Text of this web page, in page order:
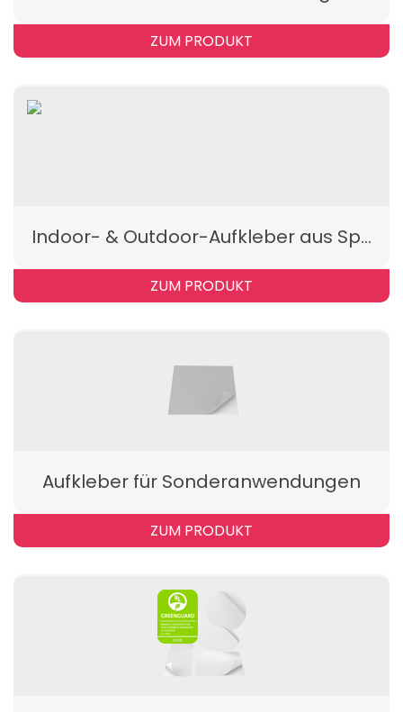
ZUM PRODUKT
Indoor- & Outdoor-Aufkleber aus Spezialmaterial
ZUM PRODUKT
Aufkleber für Sonderanwendungen
ZUM PRODUKT